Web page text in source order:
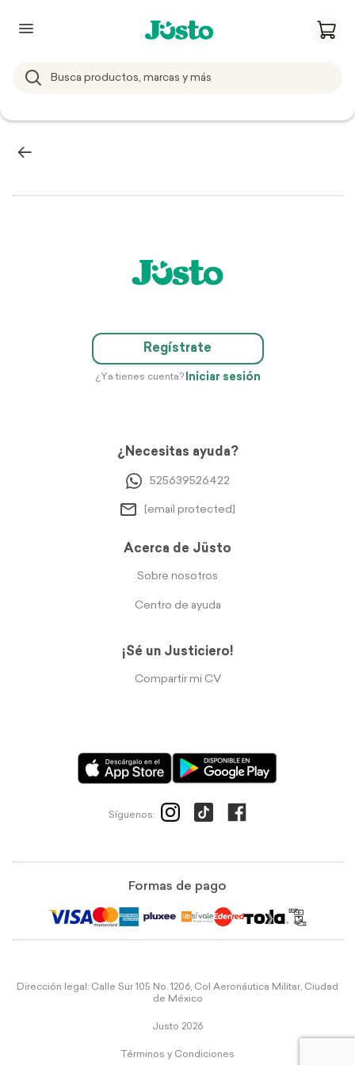
Regístrate
¿Ya tienes cuenta? Iniciar sesión
¿Necesitas ayuda?
525639526422
[email protected]
Acerca de Jüsto
Sobre nosotros
Centro de ayuda
¡Sé un Justiciero!
Compartir mi CV
Síguenos:
Formas de pago
Dirección legal: Calle Sur 105 No. 1206, Col Aeronáutica Militar, Ciudad
de México
Justo 2026
Términos y Condiciones